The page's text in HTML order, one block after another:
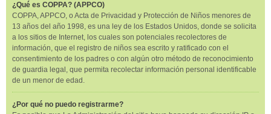
¿Qué es COPPA? (APPCO)
COPPA, APPCO, o Acta de Privacidad y Protección de Niños menores de
13 años del año 1998, es una ley de los Estados Unidos, donde se solicita
a los sitios de Internet, los cuales son potenciales recolectores de
información, que el registro de niños sea escrito y ratificado con el
consentimiento de los padres o con algún otro método de reconocimiento
de guardia legal, que permita recolectar información personal identificable
de un menor de edad.
¿Por qué no puedo registrarme?